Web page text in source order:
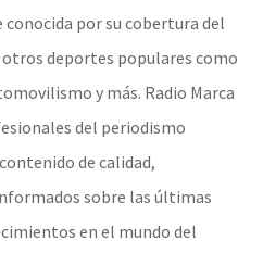
por su cobertura del
deportes populares como
y más. Radio Marca
del periodismo
de calidad,
sobre las últimas
en el mundo del